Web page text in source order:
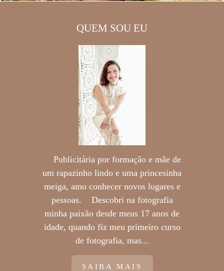
QUEM SOU EU
Publicitária por formação e mãe de
um rapazinho lindo e uma princesinha
meiga, amo conhecer novos lugares e
pessoas. Descobri na fotografia
minha paixão desde meus 17 anos de
idade, quando fiz meu primeiro curso
de fotografia, mas...
SAIBA MAIS